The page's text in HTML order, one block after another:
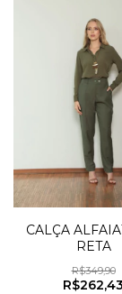
CALÇA
RETA
R$349,90
R$262,43